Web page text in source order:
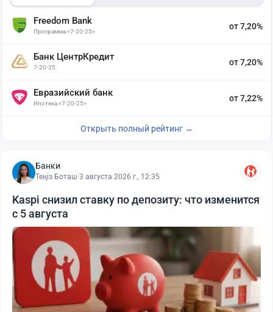
Freedom Bank
Программа «7-20-25»
от 7,20%
Банк ЦентрКредит
7-20-25
от 7,20%
Евразийский банк
Ипотека «7-20-25»
от 7,22%
Открыть полный рейтинг →
Банки
Теңіз Боташ·3 августа 2026 г., 12:35
Kaspi снизил ставку по депозиту: что изменится
с 5 августа